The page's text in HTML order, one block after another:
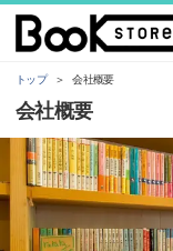
トップ 会社概要
会社概要